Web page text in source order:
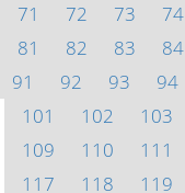
71
72 73 74
81
82 83 84
91
92 93 94
101
102 103
109
110 111
117
118 119